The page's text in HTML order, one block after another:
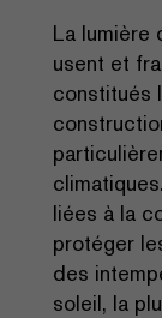
La lumière
usent et
constitués
liées à la
protéger
des
soleil, la